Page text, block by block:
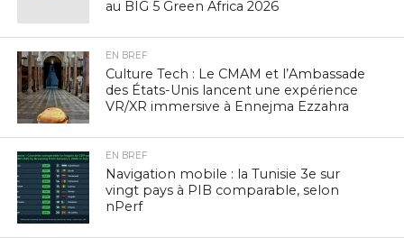
au BIG 5 Green Africa 2026
EN BREF
Culture Tech : Le CMAM et l’Ambassade
des États-Unis lancent une expérience
VR/XR immersive à Ennejma Ezzahra
EN BREF
Navigation mobile : la Tunisie 3e sur
vingt pays à PIB comparable, selon
nPerf